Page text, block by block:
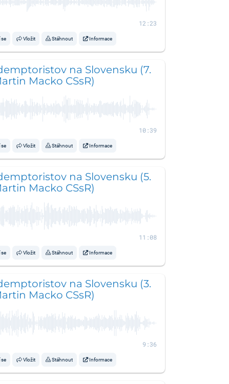
12:23
se Vložit Stáhnout Informace
na Slovensku (7.
Macko CSsR)
10:39
se Vložit Stáhnout Informace
na Slovensku (5.
Macko CSsR)
11:08
se Vložit Stáhnout Informace
na Slovensku (3.
Macko CSsR)
9:36
se Vložit Stáhnout Informace